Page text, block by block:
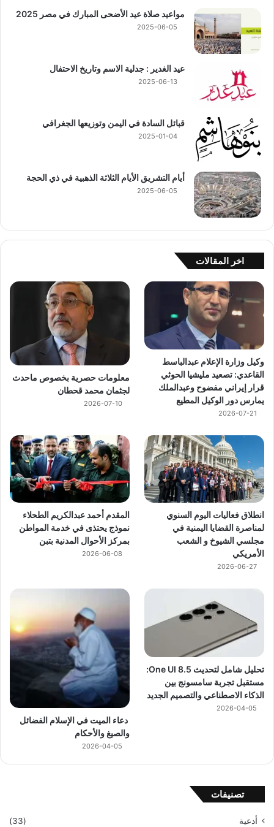
مواعيد صلاة عيد الأضحى المبارك في مصر 2025
2025-06-05
عيد الغدير : جدلية الاسم وتاريخ الاحتفال
2025-06-13
قبائل السادة في اليمن وتوزيعها الجغرافي
2025-01-04
أيام التشريق الأيام الثلاثة الذهبية في ذي الحجة
2025-06-05
اخر المقالات
وكيل وزارة الإعلام عبدالباسط
القاعدي: تصعيد مليشيا الحوثي
قرار إيراني مفضوح وعبدالملك
يمارس دور الوكيل المطيع
2026-07-21
معلومات حصرية بخصوص ماحدث
لجثمان محمد قحطان
2026-07-10
انطلاق فعاليات اليوم السنوي
لمناصرة القضايا اليمنية في
مجلسي الشيوخ و الشعب
الأمريكي
2026-06-27
المقدم أحمد عبدالكريم الطحلاء
نموذج يحتذى في خدمة المواطن
بمركز الأحوال المدنية بتبن
2026-06-08
تحليل شامل لتحديث One UI 8.5:
مستقبل تجربة سامسونج بين
الذكاء الاصطناعي والتصميم الجديد
2026-04-05
دعاء الميت في الإسلام الفضائل
والصيغ والأحكام
2026-04-05
تصنيفات
أدعية
(33)